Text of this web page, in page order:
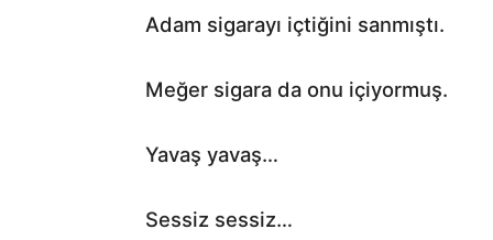
Adam sigarayı içtiğini sanmıştı.
Meğer sigara da onu içiyormuş.
Yavaş yavaş…
Sessiz sessiz…